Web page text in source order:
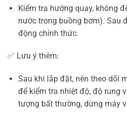
Kiểm tra hướng quay, không
nước trong buồng bơm). Sau
động chính thức.
✅ Lưu ý thêm:
Sau khi lắp đặt, nên theo dõi
để kiểm tra nhiệt độ, độ rung
tượng bất thường, dừng máy